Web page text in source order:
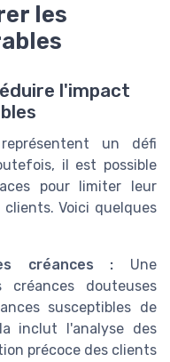
les
l'impact
un défi
il est possible
pour limiter leur
Voici quelques
créances : Une
créances douteuses
susceptibles de
inclut l'analyse des
précoce des clients